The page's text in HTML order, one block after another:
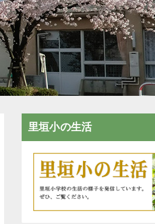
里垣小の生活